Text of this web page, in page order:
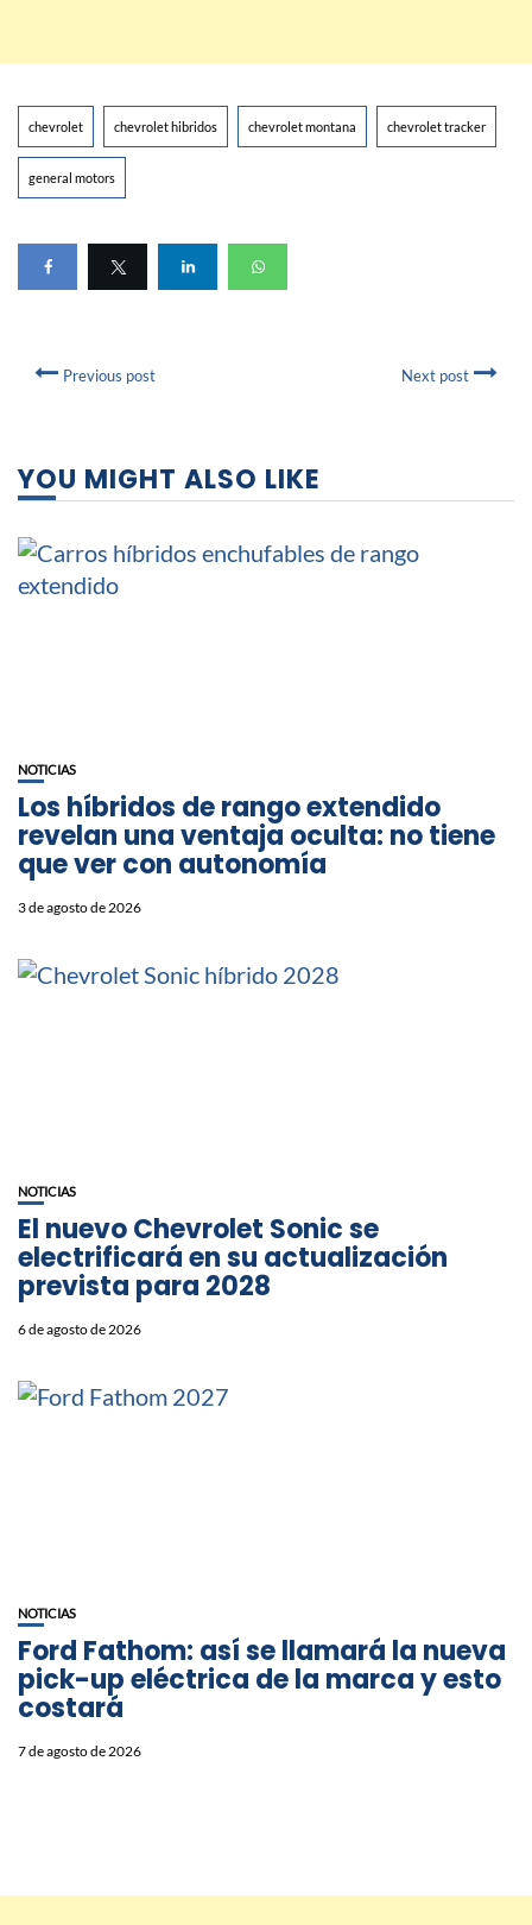
chevrolet chevrolet hibridos chevrolet montana chevrolet tracker
general motors
Previous post Next post
YOU MIGHT ALSO LIKE
NOTICIAS
Los híbridos de rango extendido
revelan una ventaja oculta: no tiene
que ver con autonomía
3 de agosto de 2026
NOTICIAS
El nuevo Chevrolet Sonic se
electrificará en su actualización
prevista para 2028
6 de agosto de 2026
NOTICIAS
Ford Fathom: así se llamará la nueva
pick-up eléctrica de la marca y esto
costará
7 de agosto de 2026